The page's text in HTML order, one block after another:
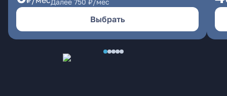
Далее 750 ₽/мес
Выбрать